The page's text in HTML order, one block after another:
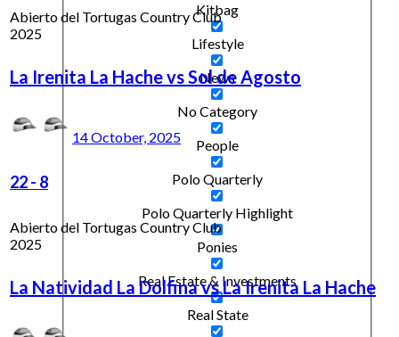
Kitbag
Lifestyle
News
No Category
People
Polo Quarterly
Polo Quarterly Highlight
Ponies
Real Estate & Investments
Real State
Abierto del Tortugas Country Club
2025
La Irenita La Hache vs Sol de Agosto
14 October, 2025
22- 8
Abierto del Tortugas Country Club
2025
La Natividad La Dolfina vs La Irenita La Hache